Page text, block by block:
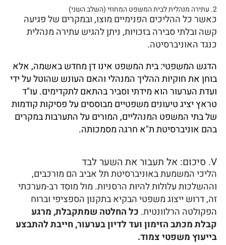
2. עתירה מנהלית לבית המשפט המחוזי (השלב השני)
כאשר כל ההליכים הפנימיים מוצו, ובמקרים של פגיעה
קשה ובלתי סבירה בזכויות, ניתן להגיש עתירה מנהלית
כנגד האוניברסיטה.
הדגש המשפטי: בית המשפט אינו דן מחדש באשמה, אלא
בוחן את חוקיות ההליך המנהלי והאם העונש שהוטל על ידי
ועדת הערעור הוא מידתי וסביר בהתאם לתקדימים. עו"ד
טראץ יציג טיעונים משפטיים מבוססים על פסיקות קודמות
של בתי המשפט המנהליים, המורים על התערבות במקרים
בהם אוניברסיטת ת"א חרגה מסמכותה.
V. סיכום: אל תעבור את השער לבד
הליכי המשמעת באוניברסיטת תל אביב הם מורכבים,
וההשלכות עלולות להיות הרסניות. מול מוסד רב-מערכתי
זה, דרוש ייצוג משפטי הבקיא בתקנון הספציפי וברוח
הפקולטה הרלוונטית. כל החלטה שמתקבלת, מרגע
קבלת מכתב הזימון ועד לדיון בערעור, חייבת להתבצע
בייעוץ משפטי צמוד.